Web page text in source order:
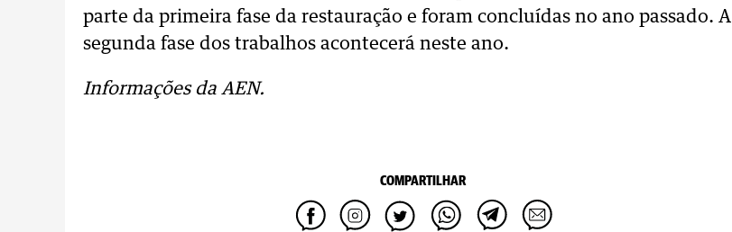
parte da primeira fase da restauração e foram concluídas no ano passado. A
segunda fase dos trabalhos acontecerá neste ano.
Informações da AEN.
COMPARTILHAR